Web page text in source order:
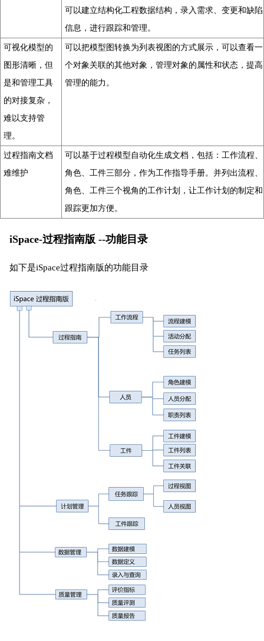
可以建立结构化工程数据结构，录入需求、变更和缺陷
信息，进行跟踪和管理。
可视化模型的
图形清晰，但
是和管理工具
的对接复杂，
难以支持管
理。
可以把模型图转换为列表视图的方式展示，可以查看一
个对象关联的其他对象，管理对象的属性和状态，提高
管理的能力。
过程指南文档
难维护
可以基于过程模型自动化生成文档，包括：工作流程、
角色、工件三部分，作为工作指导手册。并列出流程、
角色、工件三个视角的工作计划，让工作计划的制定和
跟踪更加方便。
iSpace-过程指南版 --功能目录
如下是iSpace过程指南版的功能目录